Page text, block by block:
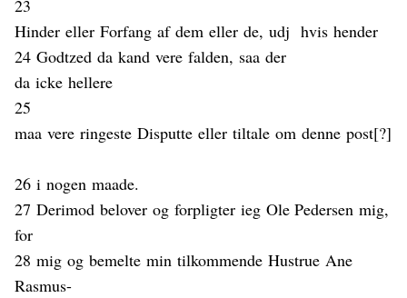
23
Hinder eller Forfang afdem eller de, udj hvis hender
24 Godtzed da kand vere falden, saa der
da icke hellere
25
maa vere ringeste Disputte eller tiltale om denne post[?]
26 i nogen maade.
27 Derimod belover og forpligter ieg Ole Pedersen mig,
for
28 mig og bemelte min tilkommende Hustrue Ane
Rasmus-